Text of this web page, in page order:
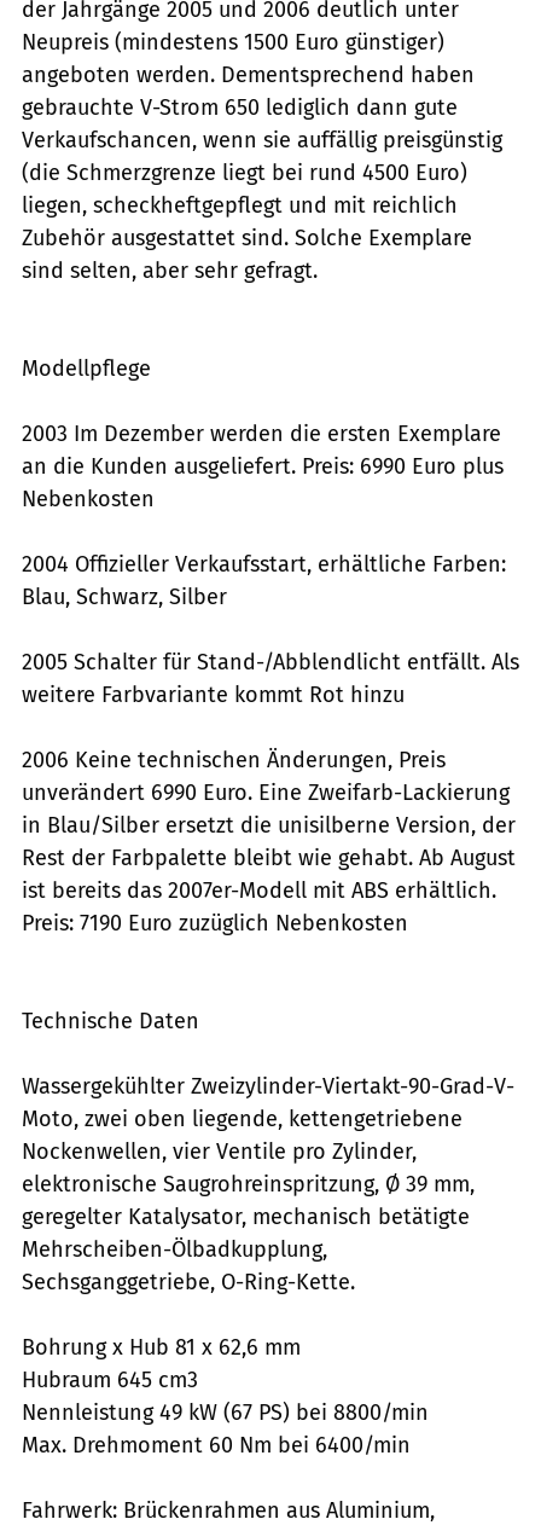
der Jahrgänge 2005 und 2006 deutlich unter
Neupreis (mindestens 1500 Euro günstiger)
angeboten werden. Dementsprechend haben
gebrauchte V-Strom 650 lediglich dann gute
Verkaufschancen, wenn sie auffällig preisgünstig
(die Schmerzgrenze liegt bei rund 4500 Euro)
liegen, scheckheftgepflegt und mit reichlich
Zubehör ausgestattet sind. Solche Exemplare
sind selten, aber sehr gefragt.
Modellpflege
2003 Im Dezember werden die ersten Exemplare
an die Kunden ausgeliefert. Preis: 6990 Euro plus
Nebenkosten
2004 Offizieller Verkaufsstart, erhältliche Farben:
Blau, Schwarz, Silber
2005 Schalter für Stand-/Abblendlicht entfällt. Als
weitere Farbvariante kommt Rot hinzu
2006 Keine technischen Änderungen, Preis
unverändert 6990 Euro. Eine Zweifarb-Lackierung
in Blau/Silber ersetzt die unisilberne Version, der
Rest der Farbpalette bleibt wie gehabt. Ab August
ist bereits das 2007er-Modell mit ABS erhältlich.
Preis: 7190 Euro zuzüglich Nebenkosten
Technische Daten
Wassergekühlter Zweizylinder-Viertakt-90-Grad-V-
Moto, zwei oben liegende, kettengetriebene
Nockenwellen, vier Ventile pro Zylinder,
elektronische Saugrohreinspritzung, Ø 39 mm,
geregelter Katalysator, mechanisch betätigte
Mehrscheiben-Ölbadkupplung,
Sechsganggetriebe, O-Ring-Kette.
Bohrung x Hub 81 x 62,6 mm
Hubraum 645 cm3
Nennleistung 49 kW (67 PS) bei 8800/min
Max. Drehmoment 60 Nm bei 6400/min
Fahrwerk: Brückenrahmen aus Aluminium,